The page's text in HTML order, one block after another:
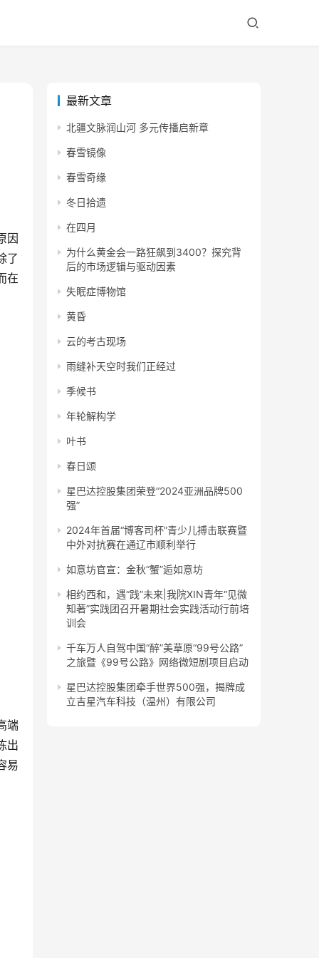
因
了
在
端
出
易
最新文章
北疆文脉润山河 多元传播启新章
春雪镜像
春雪奇缘
冬日拾遗
在四月
为什么黄金会一路狂飙到3400？探究背
后的市场逻辑与驱动因素
失眠症博物馆
黄昏
云的考古现场
雨缝补天空时我们正经过
季候书
年轮解构学
叶书
春日颂
星巴达控股集团荣登“2024亚洲品牌500
强”
2024年首届“博客司杯”青少儿搏击联赛暨
中外对抗赛在通辽市顺利举行
如意坊官宣：金秋“蟹”逅如意坊
相约西和，遇“践”未来|我院XIN青年“见微
知著”实践团召开暑期社会实践活动行前培
训会
千车万人自驾中国“醉”美草原“99号公路”
之旅暨《99号公路》网络微短剧项目启动
星巴达控股集团牵手世界500强，揭牌成
立吉星汽车科技（温州）有限公司